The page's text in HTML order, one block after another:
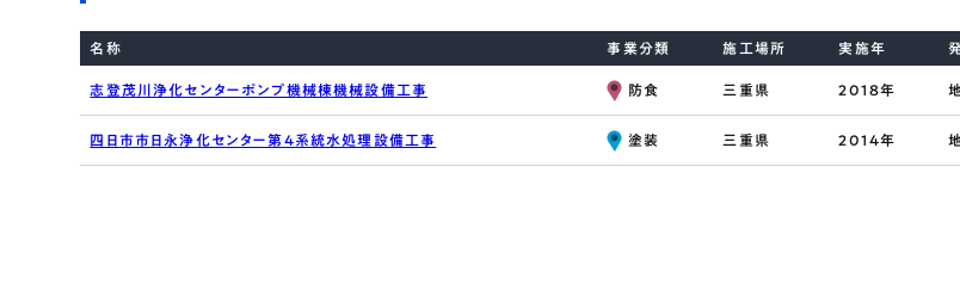
名称 事業分類 施工場所 実施年
志登茂川浄化センターポンプ機械棟機械設備工事 防食 三重県 2018年
四日市市日永浄化センター第4系統水処理設備工事 塗装 三重県 2014年